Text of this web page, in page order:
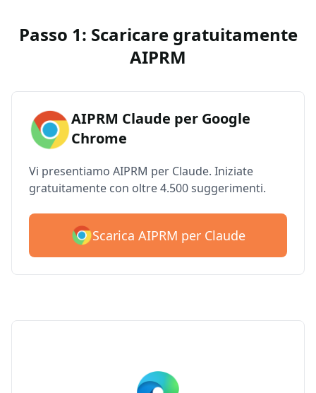
Passo 1: Scaricare gratuitamente
AIPRM
AIPRM Claude per Google
Chrome
Vi presentiamo AIPRM per Claude. Iniziate
gratuitamente con oltre 4.500 suggerimenti.
Scarica AIPRM per Claude